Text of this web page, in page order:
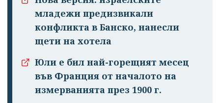
младежи предизвикали
конфликта в Банско, нанесли
щети на хотела
Юли е бил най-горещият месец
във Франция от началото на
измерванията през 1900 г.